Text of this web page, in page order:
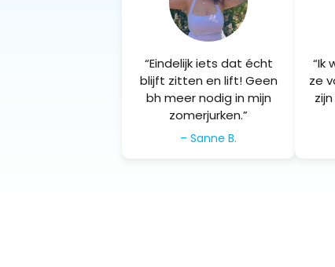
“Eindelijk iets dat écht
blijft zitten en lift! Geen
bh meer nodig in mijn
zomerjurken.”
– Sanne B.
“Ik
ze